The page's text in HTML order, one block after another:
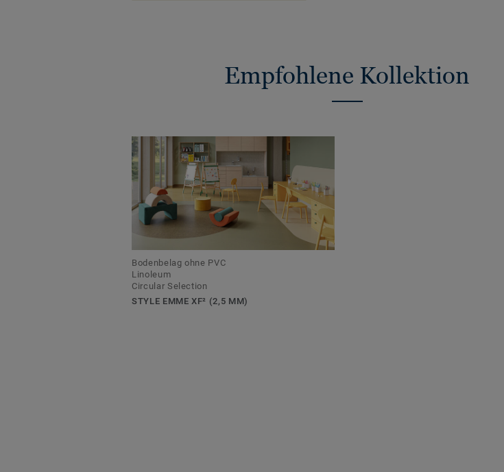
Empfohlene Kollektion
Bodenbelag ohne PVC
Linoleum
Circular Selection
STYLE EMME XF² (2,5 MM)